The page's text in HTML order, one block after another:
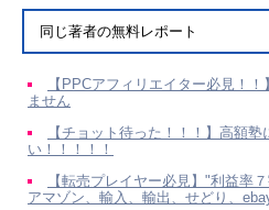
同じ著者の無料レポート
【PPCアフィリエイター必見！
ません
【チョット待った！！！】高額
い！！！！！
【転売プレイヤー必見】"利益率
アマゾン、輸入、輸出、せどり、ebay